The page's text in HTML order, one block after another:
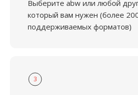
Выберите abw или любой
который вам нужен (более
поддерживаемых форматов)
3